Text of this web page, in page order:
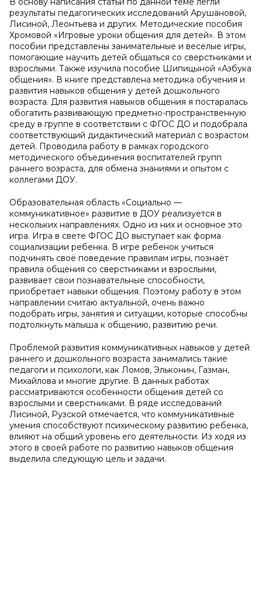
результаты педагогических исследований Арушановой,
Лисиной, Леонтьева и других. Методические пособия
Хромовой «Игровые уроки общения для детей». В этом
пособии представлены занимательные и веселые игры,
помогающие научить детей общаться со сверстниками и
взрослыми. Также изучила пособие Шипицыной «Азбука
общения». В книге представлена методика обучения и
развития навыков общения у детей дошкольного
возраста. Для развития навыков общения я постаралась
обогатить развивающую предметно-пространственную
среду в группе в соответствии с ФГОС ДО и подобрала
соответствующий дидактический материал с возрастом
детей. Проводила работу в рамках городского
методического объединения воспитателей групп
раннего возраста, для обмена знаниями и опытом с
коллегами ДОУ.
Образовательная область «Социально —
коммуникативное» развитие в ДОУ реализуется в
нескольких направлениях. Одно из них и основное это
игра. Игра в свете ФГОС ДО выступает как форма
социализации ребенка. В игре ребенок учиться
подчинять своё поведение правилам игры, познаёт
правила общения со сверстниками и взрослыми,
развивает свои познавательные способности,
приобретает навыки общения. Поэтому работу в этом
направлении считаю актуальной, очень важно
подобрать игры, занятия и ситуации, которые способны
подтолкнуть малыша к общению, развитию речи.
Проблемой развития коммуникативных навыков у детей
раннего и дошкольного возраста занимались такие
педагоги и психологи, как Ломов, Эльконин, Газман,
Михайлова и многие другие. В данных работах
рассматриваются особенности общения детей со
взрослыми и сверстниками. В ряде исследований
Лисиной, Рузской отмечается, что коммуникативные
умения способствуют психическому развитию ребенка,
влияют на общий уровень его деятельности. Из ходя из
этого в своей работе по развитию навыков общения
выделила следующую цель и задачи.